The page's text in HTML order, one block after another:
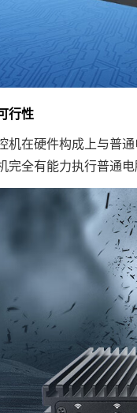
行性
在硬件构成上与普通
完全有能力执行普通